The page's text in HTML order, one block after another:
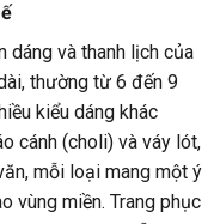
dáng và thanh lịch của
thường từ 6 đến 9
kiểu dáng khác
cánh (choli) và váy lót,
mỗi loại mang một ý
vùng miền. Trang phục